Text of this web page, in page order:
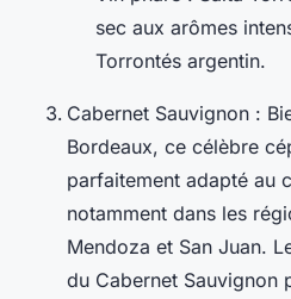
sec aux arômes
Torrontés argentin.
Cabernet Sauvignon :
Bordeaux, ce célèbre
parfaitement adapté au
notamment dans les
Mendoza et San Juan.
du Cabernet Sauvignon